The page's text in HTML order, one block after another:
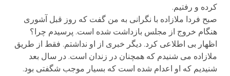
کرده و رفتیم.
صبح فردا ملازاده با نگرانی به من گفت که روز قبل آشوری
هنگام خروج از مجلس بازداشت شده است. پرسیدم چرا؟
اظهار بی اطلاعی کرد. دیگر خبری از او نداشتم. فقط از طریق
ملازاده می شنیدم که همچنان در زندان است. در سال بعد
شنیدیم که او اعدام شده است که بسیار موجب شگفتی بود.